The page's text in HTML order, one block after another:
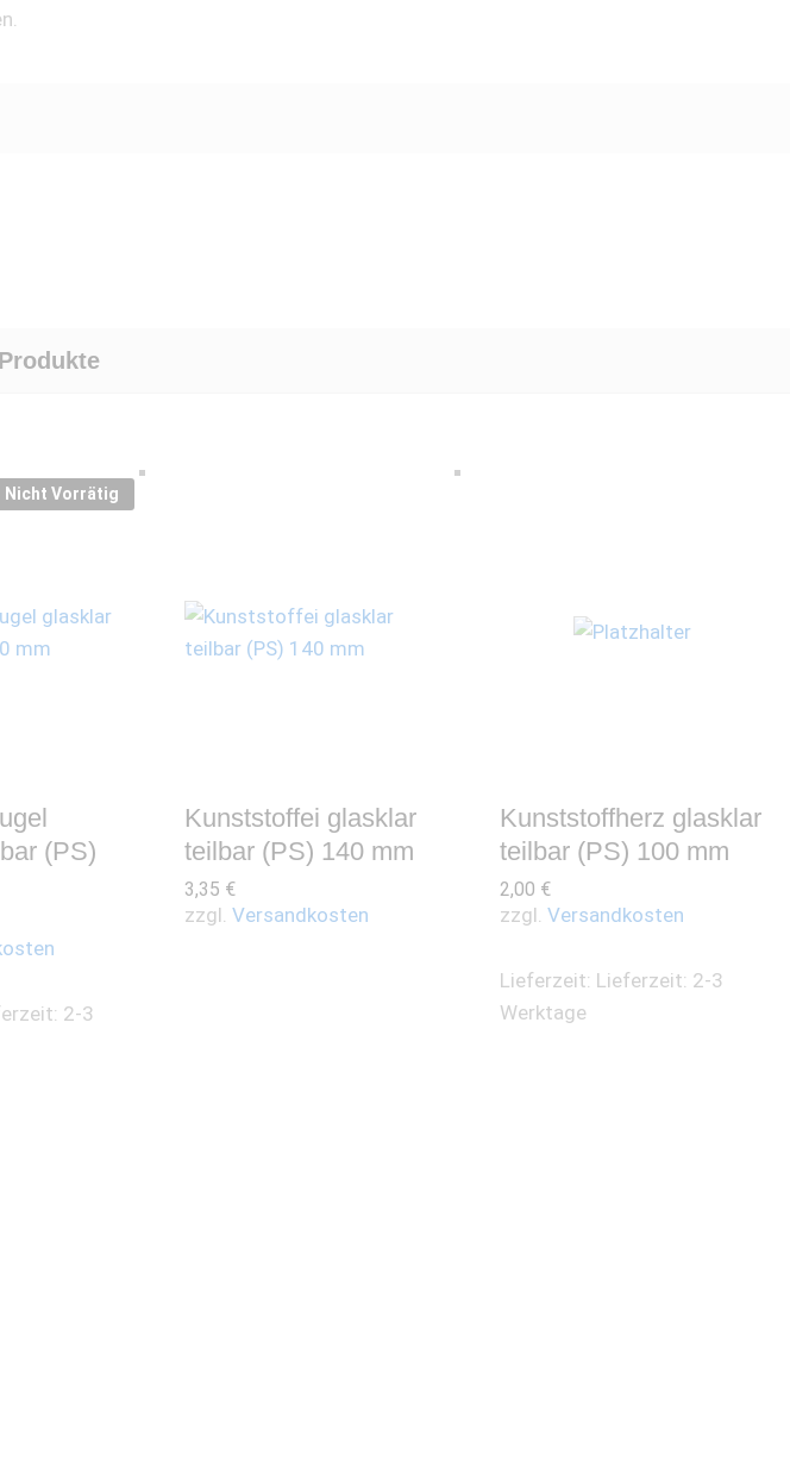
Nicht Vorrätig
(PS)
2-3
Kunststoffei glasklar
teilbar (PS) 140 mm
3,35 €
zzgl.Versandkosten
Kunststoffherz glasklar
teilbar (PS) 100 mm
2,00 €
zzgl.Versandkosten
Lieferzeit: Lieferzeit: 2-3
Werktage